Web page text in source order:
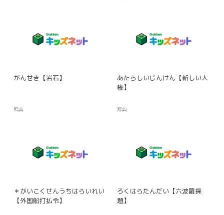
がんせき【岩石】
辞典
あたらしいじんけん【新しい人
権】
辞典
＊がいこくせんうちはらいれい
【外国船打払令】
ろくはらたんだい【六波羅探
題】